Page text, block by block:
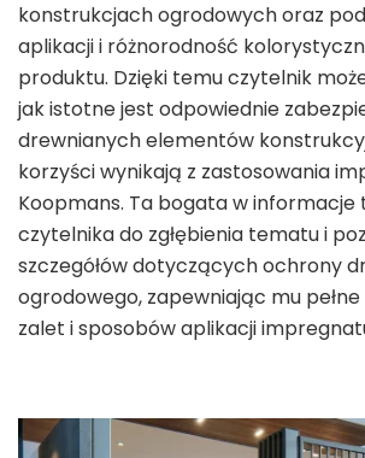
konstrukcjach ogrodowych oraz
aplikacji i różnorodność
produktu. Dzięki temu czytelnik
jak istotne jest odpowiednie
drewnianych elementów
korzyści wynikają z zastosowania
Koopmans. Ta bogata w
czytelnika do zgłębienia tematu i
szczegółów dotyczących ochrony
ogrodowego, zapewniając mu
zalet i sposobów aplikacji